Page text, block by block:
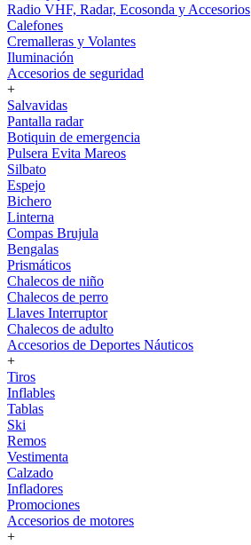
Radio VHF, Radar, Ecosonda y Accesorios
Calefones
Cremalleras y Volantes
Iluminación
Accesorios de seguridad
+
Salvavidas
Pantalla radar
Botiquin de emergencia
Pulsera Evita Mareos
Silbato
Espejo
Bichero
Linterna
Compas Brujula
Bengalas
Prismáticos
Chalecos de niño
Chalecos de perro
Llaves Interruptor
Chalecos de adulto
Accesorios de Deportes Náuticos
+
Tiros
Inflables
Tablas
Ski
Remos
Vestimenta
Calzado
Infladores
Promociones
Accesorios de motores
+